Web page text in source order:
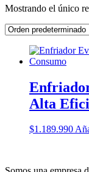
Mostrando el único
Alta
$1.189.990